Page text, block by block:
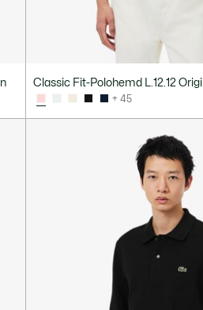
Classic Fit-Polohemd L.12.12
+ 45